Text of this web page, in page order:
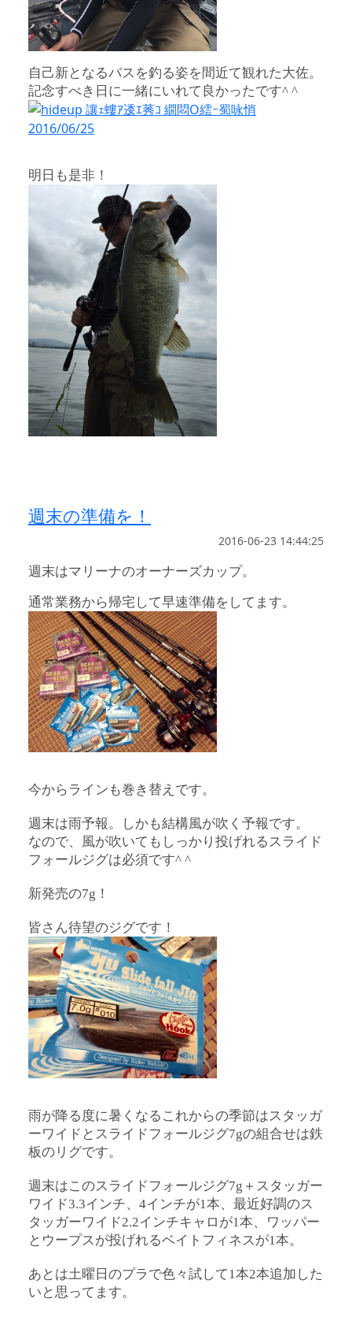
自己新となるバスを釣る姿を間近て観れた大佐。
記念すべき日に一緒にいれて良かったです^ ^
明日も是非！
週末の準備を！
2016-06-23 14:44:25
週末はマリーナのオーナーズカップ。
通常業務から帰宅して早速準備をしてます。
今からラインも巻き替えです。
週末は雨予報。しかも結構風が吹く予報です。
なので、風が吹いてもしっかり投げれるスライド
フォールジグは必須です^ ^
新発売の7g！
皆さん待望のジグです！
雨が降る度に暑くなるこれからの季節はスタッガ
ーワイドとスライドフォールジグ7gの組合せは鉄
板のリグです。
週末はこのスライドフォールジグ7g＋スタッガー
ワイド3.3インチ、4インチが1本、最近好調のス
タッガーワイド2.2インチキャロが1本、ワッパー
とウープスが投げれるベイトフィネスが1本。
あとは土曜日のプラで色々試して1本2本追加した
いと思ってます。